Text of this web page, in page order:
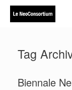
Skip
content
Tag
Biennale